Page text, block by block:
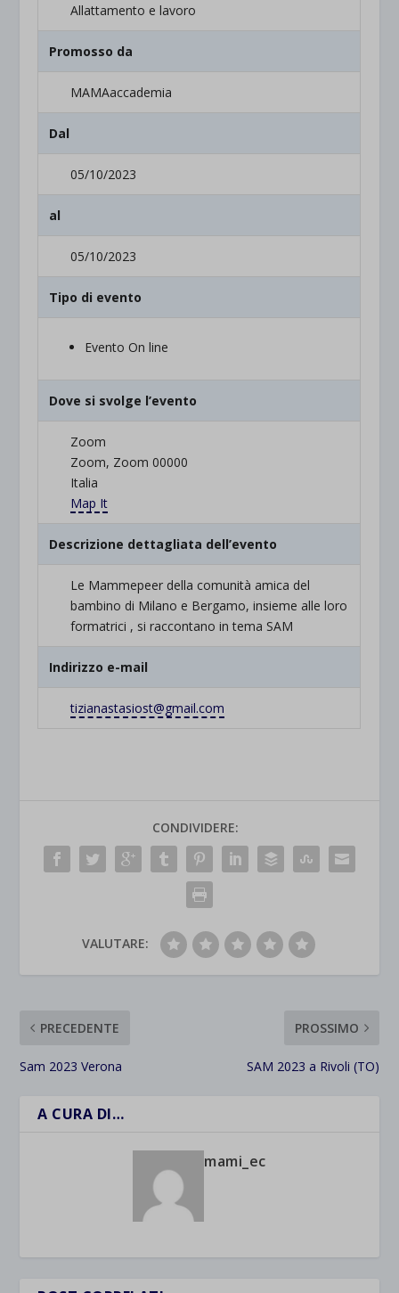
Allattamento e lavoro
Promosso da
MAMAaccademia
Dal
05/10/2023
al
05/10/2023
Tipo di evento
Evento On line
Dove si svolge l’evento
Zoom
Zoom, Zoom 00000
Italia
Map It
Descrizione dettagliata dell’evento
Le Mammepeer della comunità amica del
bambino di Milano e Bergamo, insieme alle loro
formatrici , si raccontano in tema SAM
Indirizzo e-mail
tizianastasiost@gmail.com
CONDIVIDERE:
VALUTARE:
PRECEDENTE
Sam 2023 Verona
PROSSIMO
SAM 2023 a Rivoli (TO)
A CURA DI…
mami_ec